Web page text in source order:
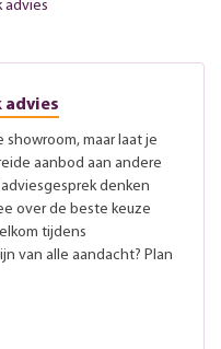
advies
advies
maar laat je
aanbod aan andere
denken
over de beste keuze
tijdens
van alle aandacht? Plan